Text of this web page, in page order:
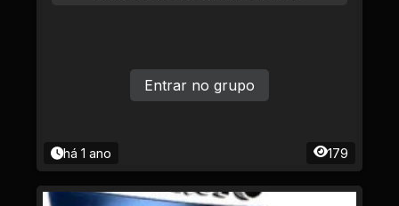
há 1 ano 179
Entrar no grupo